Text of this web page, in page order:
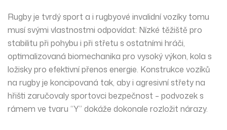
Rugby je tvrdý sport a i rugbyové invalidní vozíky tomu
musí svými vlastnostmi odpovídat: Nízké těžiště pro
stabilitu při pohybu i při střetu s ostatními hráči,
optimalizovaná biomechanika pro vysoký výkon, kola s
ložisky pro efektivní přenos energie. Konstrukce vozíků
na rugby je koncipovaná tak, aby i agresivní střety na
hřišti zaručovaly sportovci bezpečnost – podvozek s
rámem ve tvaru “Y” dokáže dokonale rozložit nárazy.